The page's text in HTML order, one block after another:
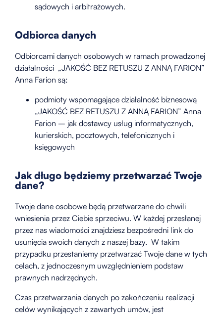
sądowych i arbitrażowych.
Odbiorca danych
Odbiorcami danych osobowych w ramach prowadzonej
działalności „JAKOŚĆ BEZ RETUSZU Z ANNĄ FARION”
Anna Farion są:
podmioty wspomagające działalność biznesową
„JAKOŚĆ BEZ RETUSZU Z ANNĄ FARION” Anna
Farion – jak dostawcy usług informatycznych,
kurierskich, pocztowych, telefonicznych i
księgowych
Jak długo będziemy przetwarzać Twoje
dane?
Twoje dane osobowe będą przetwarzane do chwili
wniesienia przez Ciebie sprzeciwu. W każdej przesłanej
przez nas wiadomości znajdziesz bezpośredni link do
usunięcia swoich danych z naszej bazy. W takim
przypadku przestaniemy przetwarzać Twoje dane w tych
celach, z jednoczesnym uwzględnieniem podstaw
prawnych nadrzędnych.
Czas przetwarzania danych po zakończeniu realizacji
celów wynikających z zawartych umów, jest